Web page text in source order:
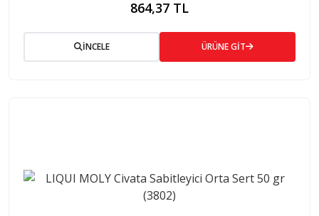
864,37 TL
İNCELE ÜRÜNE GİT